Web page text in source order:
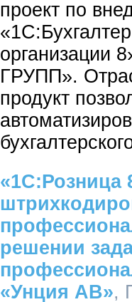
проект по
организации
ГРУПП».
продукт
«1С:Розница
решении
«Унция АВ»,